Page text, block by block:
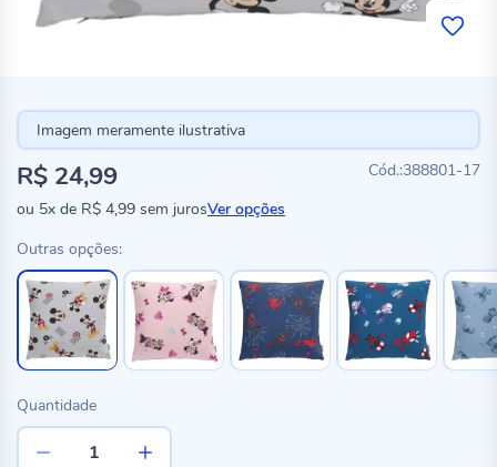
Imagem meramente ilustrativa
388801-17
R$ 24,99
ou 5x de R$ 4,99 sem jurosVer opções
Outras opções:
Quantidade